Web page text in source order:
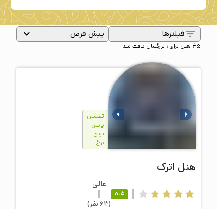
فیلترها پیش فرض
45 هتل برای 1 بزرگسال یافت شد
تضمین
پایین
ترین
نرخ
هتل اترک
8.5
عالی
(
63 نظر)